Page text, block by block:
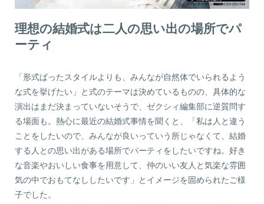
理想の結婚式は二人の思い出の場所でパ
ーティ
「形式ばったスタイルよりも、みんなが自然体でいられるよう
な式を挙げたい」と式のテーマは決めているものの、具体的な
演出はまだ決まっていないそうで、ゼクシィ編集部に逆質問す
る場面も。熱心に最近の結婚式事情を聞くと、「私は人と違う
ことをしたいので、みんなが良いっていう所じゃなくて、結婚
する人との思い出がある場所でパーティをしたいですね。好き
な音楽やおいしい食事を用意して、仲のいい友人と気楽な雰囲
気の中でおもてなししたいです」とイメージを固められたご様
子でした。